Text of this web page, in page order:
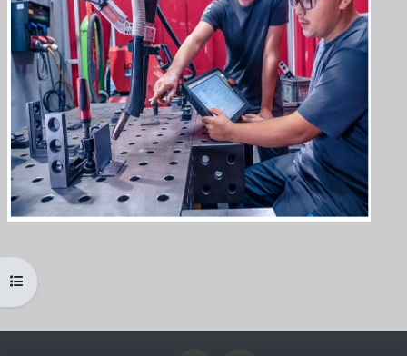
Kursindex öffnen